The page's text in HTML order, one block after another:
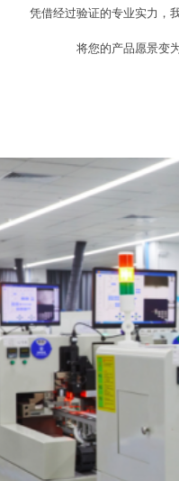
凭借经过验证的专业实力，
将您的产品愿景变